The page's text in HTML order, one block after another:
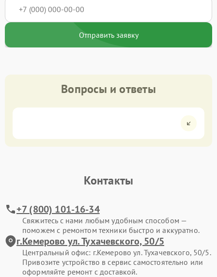
Отправить заявку
Вопросы и ответы
Контакты
+7 (800) 101-16-34
Свяжитесь с нами любым удобным способом —
поможем с ремонтом техники быстро и аккуратно.
г.Кемерово ул. Тухачевского, 50/5
Центральный офис: г.Кемерово ул. Тухачевского, 50/5.
Привозите устройство в сервис самостоятельно или
оформляйте ремонт с доставкой.